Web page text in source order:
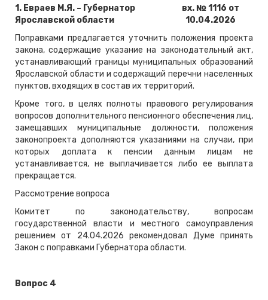
1. Евраев М.Я. – Губернатор
Ярославской области
вх. № 1116 от
10.04.2026
Поправками предлагается уточнить положения проекта
закона, содержащие указание на законодательный акт,
устанавливающий границы муниципальных образований
Ярославской области и содержащий перечни населенных
пунктов, входящих в состав их территорий.
Кроме того, в целях полноты правового регулирования
вопросов дополнительного пенсионного обеспечения лиц,
замещавших муниципальные должности, положения
законопроекта дополняются указаниями на случаи, при
которых доплата к пенсии данным лицам не
устанавливается, не выплачивается либо ее выплата
прекращается.
Рассмотрение вопроса
Комитет по законодательству, вопросам
государственной власти и местного самоуправления
решением от 24.04.2026 рекомендовал Думе принять
Закон с поправками Губернатора области.
Вопрос 4